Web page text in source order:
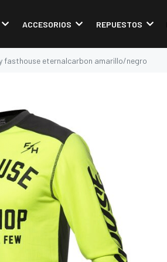
ACCESORIOS REPUESTOS
fasthouse eternalcarbon amarillo/negro